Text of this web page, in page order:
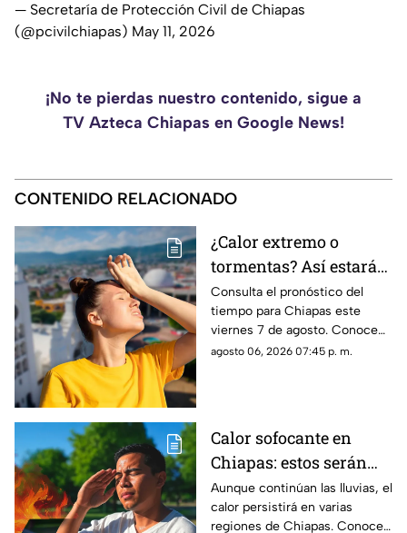
— Secretaría de Protección Civil de Chiapas
(@pcivilchiapas) May 11, 2026
¡No te pierdas nuestro contenido, sigue a
TV Azteca Chiapas en Google News!
CONTENIDO RELACIONADO
¿Calor extremo o
tormentas? Así estará
el clima este viernes 7
de agosto en Chiapas
Consulta el pronóstico del
tiempo para Chiapas este
viernes 7 de agosto. Conoce
las regiones con probabilidad
agosto 06, 2026 07:45 p. m.
Calor sofocante en
Chiapas: estos serán
los municipios con las
temperaturas más altas
Aunque continúan las lluvias, el
calor persistirá en varias
regiones de Chiapas. Conoce